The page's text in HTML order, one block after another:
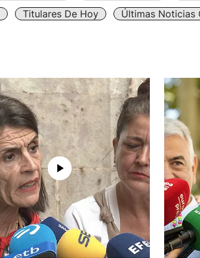
Titulares De Hoy Últimas Noticias